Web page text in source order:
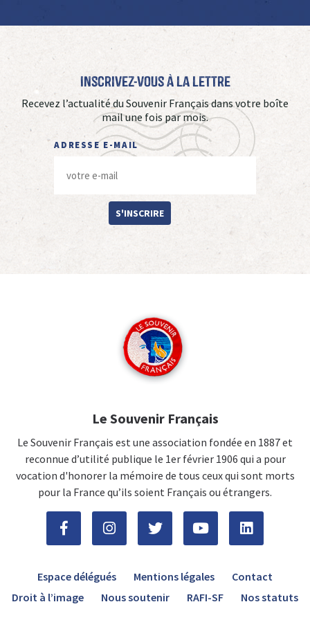
Inscrivez-vous à La Lettre
Recevez l’actualité du Souvenir Français dans votre boîte
mail une fois par mois.
ADRESSE E-MAIL
S'INSCRIRE
Le Souvenir Français
Le Souvenir Français est une association fondée en 1887 et
reconnue d’utilité publique le 1er février 1906 qui a pour
vocation d'honorer la mémoire de tous ceux qui sont morts
pour la France qu’ils soient Français ou étrangers.
Espace délégués Mentions légales
Contact
Droit à l’image
Nous soutenir RAFI-SF Nos statuts